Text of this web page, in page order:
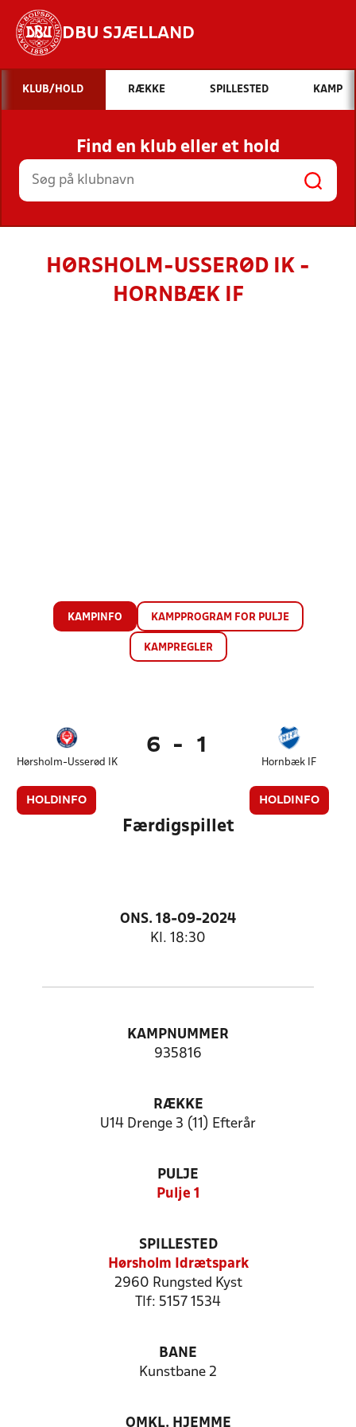
DBU SJÆLLAND
Hvad vil du søge efter?
INDHOLD OG NYHEDER
STILLINGER, RESULTATER, KLUBBER OG
HOLD
KLUB/HOLD RÆKKE SPILLESTED KAMP
Find en klub eller et hold
HØRSHOLM-USSERØD IK -
HORNBÆK IF
KAMPINFO KAMPPROGRAM FOR PULJE
KAMPREGLER
Hørsholm-Usserød IK
HOLDINFO
6 - 1
Hornbæk IF
HOLDINFO
Færdigspillet
ONS. 18-09-2024
Kl. 18:30
KAMPNUMMER
935816
RÆKKE
U14 Drenge 3 (11) Efterår
PULJE
Pulje 1
SPILLESTED
Hørsholm Idrætspark
2960 Rungsted Kyst
Tlf: 5157 1534
BANE
Kunstbane 2
OMKL. HJEMME